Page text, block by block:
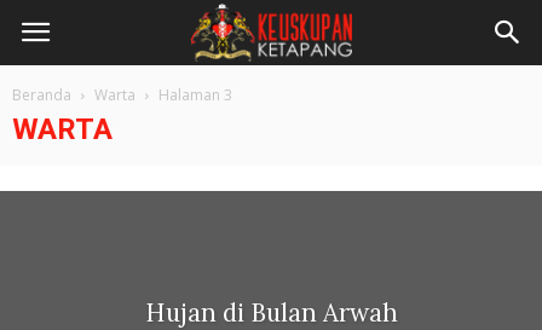
Beranda Warta Halaman 3
WARTA
Hujan di Bulan Arwah